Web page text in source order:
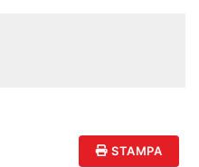
STAMPA